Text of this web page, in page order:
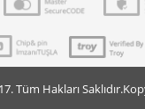
Tüm Hakları